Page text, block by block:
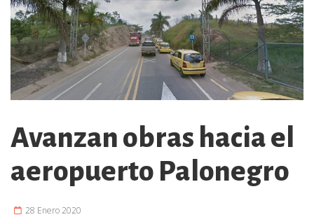
Avanzan obras hacia el
aeropuerto Palonegro
28 Enero 2020